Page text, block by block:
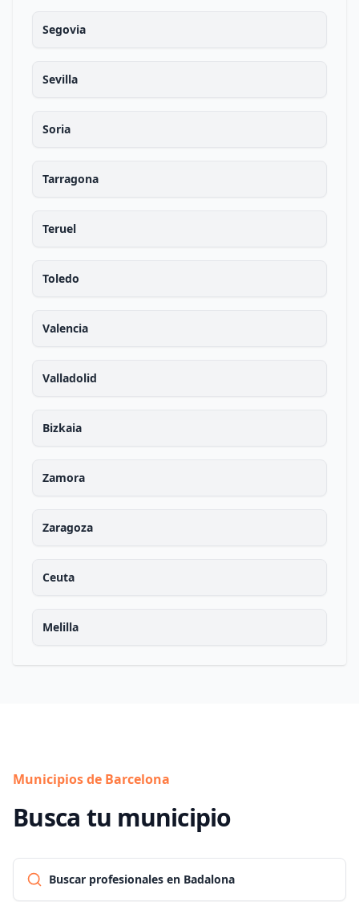
Segovia
Sevilla
Soria
Tarragona
Teruel
Toledo
Valencia
Valladolid
Bizkaia
Zamora
Zaragoza
Ceuta
Melilla
Municipios de Barcelona
Busca tu municipio
Buscar profesionales en Badalona